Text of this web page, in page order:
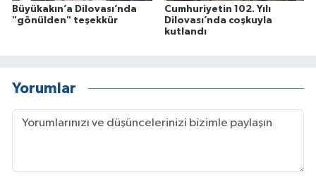
Büyükakın’a Dilovası’nda
"gönülden" teşekkür
Cumhuriyetin 102. Yılı
Dilovası’nda coşkuyla
kutlandı
Yorumlar